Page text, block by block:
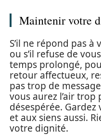
Maintenir votre
S’il ne répond pas à
ou s’il refuse de
temps prolongé,
retour affectueux,
pas trop de
vous aurez l’air trop
désespérée.
et aux siens aussi.
votre dignité.